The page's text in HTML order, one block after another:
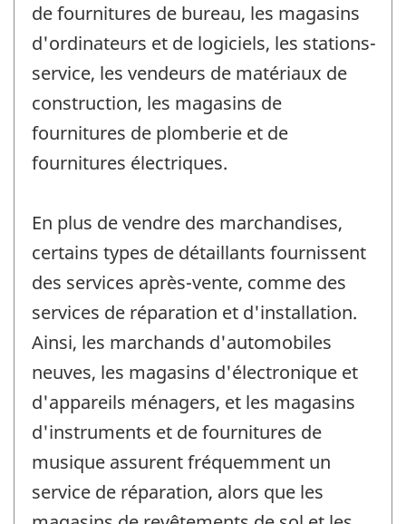
de fournitures de bureau, les magasins
d'ordinateurs et de logiciels, les stations-
service, les vendeurs de matériaux de
construction, les magasins de
fournitures de plomberie et de
fournitures électriques.
En plus de vendre des marchandises,
certains types de détaillants fournissent
des services après-vente, comme des
services de réparation et d'installation.
Ainsi, les marchands d'automobiles
neuves, les magasins d'électronique et
d'appareils ménagers, et les magasins
d'instruments et de fournitures de
musique assurent fréquemment un
service de réparation, alors que les